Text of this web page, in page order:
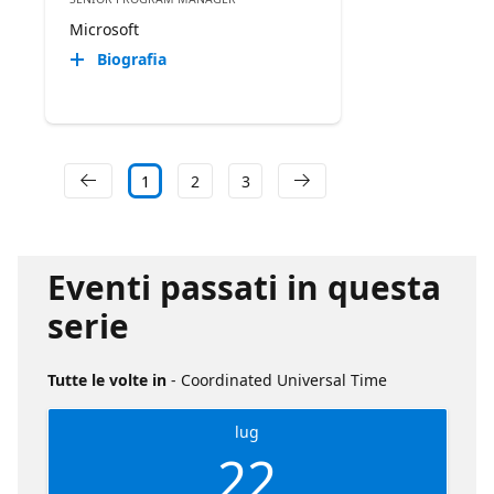
Microsoft
Biografia
1 2 3
Eventi passati in questa
serie
Tutte le volte in - Coordinated Universal Time
lug
22